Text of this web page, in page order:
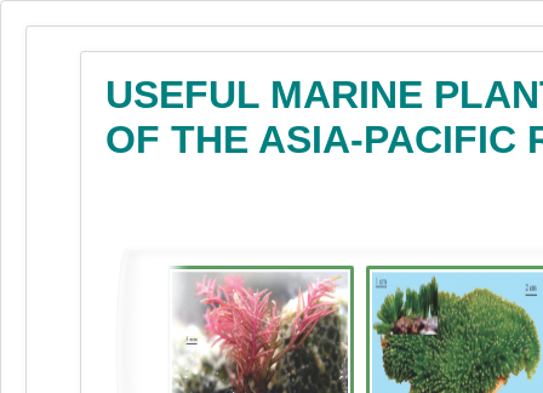
USEFUL MARINE
OF THE ASIA-PACIFIC